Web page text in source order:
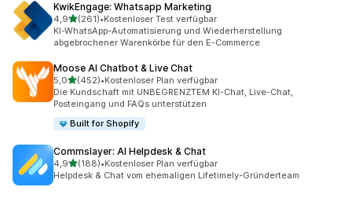
KwikEngage: Whatsapp Marketing
4,9von 5 Sternen
(261)
261 Rezensionen insgesamt
•Kostenloser Test verfügbar
KI-WhatsApp-Automatisierung und Wiederherstellung
abgebrochener Warenkörbe für den E-Commerce
Moose AI Chatbot & Live Chat
5,0von 5 Sternen
(452)
452 Rezensionen insgesamt
•Kostenloser Plan verfügbar
Die Kundschaft mit UNBEGRENZTEM KI-Chat, Live-Chat,
Posteingang und FAQs unterstützen
Built for Shopify
Commslayer: AI Helpdesk & Chat
4,9von 5 Sternen
(188)
188 Rezensionen insgesamt
•Kostenloser Plan verfügbar
Helpdesk & Chat vom ehemaligen Lifetimely-Gründerteam